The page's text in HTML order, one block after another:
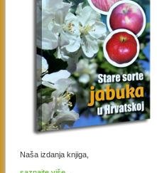
Naša izdanja knjiga,